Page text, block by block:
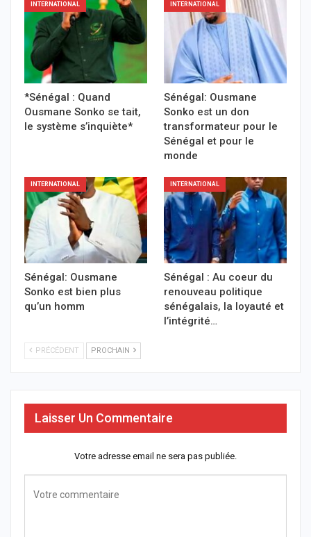
INTERNATIONAL
*Sénégal : Quand
Ousmane Sonko se tait,
le système s’inquiète*
INTERNATIONAL
Sénégal: Ousmane
Sonko est un don
transformateur pour le
Sénégal et pour le
monde
INTERNATIONAL
Sénégal: Ousmane
Sonko est bien plus
qu’un homm
INTERNATIONAL
Sénégal : Au coeur du
renouveau politique
sénégalais, la loyauté et
l’intégrité…
PRÉCÉDENT PROCHAIN
Laisser Un Commentaire
Votre adresse email ne sera pas publiée.